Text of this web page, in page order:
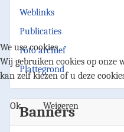
Weblinks
Publicaties
Foto archief
Plattegrond
Banners
We use cookies
Wij gebruiken cookies op onze
kan zelf kiezen of u deze
Ok Weigeren